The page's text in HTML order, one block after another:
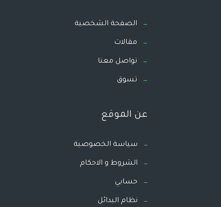
الصفحة الشخصية
مقالات
تواصل معنا
تسوق
عن الموقع
سياسة الخصوصية
الشروط و الاحكام
حسابي
نظام البدائل